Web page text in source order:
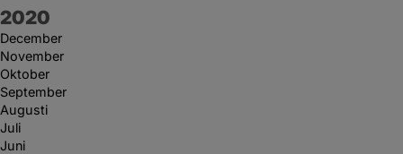
År:
2020
December
November
Oktober
September
Augusti
Juli
Juni